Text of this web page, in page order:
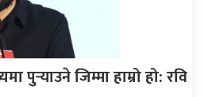
पुर्‍याउने जिम्मा हाम्रो हो: रवि